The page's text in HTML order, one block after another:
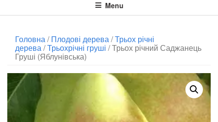
Menu
Головна/Плодові дерева/Трьох річні
дерева/Трьохрічні груші / Трьох річний Саджанець
Груші (Яблунівська)